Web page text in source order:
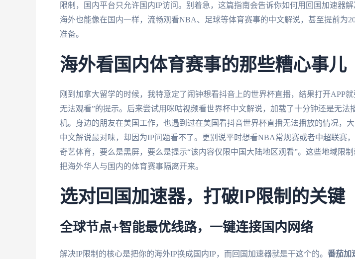
限制，国内平台只允许国内IP访问。别着急，这篇指南会告诉你如何用回国加速器
海外也能像在国内一样，流畅观看NBA、足球等体育赛事的中文解说，甚至提前为
准备。
海外看国内体育赛事的那些糟心事儿
刚到加拿大留学的时候，我特意定了闹钟想看抖音上的世界杯直播，结果打开APP就
无法观看”的提示。后来尝试用咪咕视频看世界杯中文解说，加载了十分钟还是无法
机。身边的朋友在美国工作，也遇到过在美国看抖音世界杯直播无法播放的情况，
中文解说最对味，却因为IP问题看不了。更别说平时想看NBA常规赛或者中超联赛
奇艺体育，要么是黑屏，要么是提示“该内容仅限中国大陆地区观看”。这些地域限制
把海外华人与国内的体育赛事隔离开来。
选对回国加速器，打破IP限制的关键
全球节点+智能最优线路，一键连接国内网络
解决IP限制的核心是把你的海外IP换成国内IP，而回国加速器就是干这个的。 番茄加